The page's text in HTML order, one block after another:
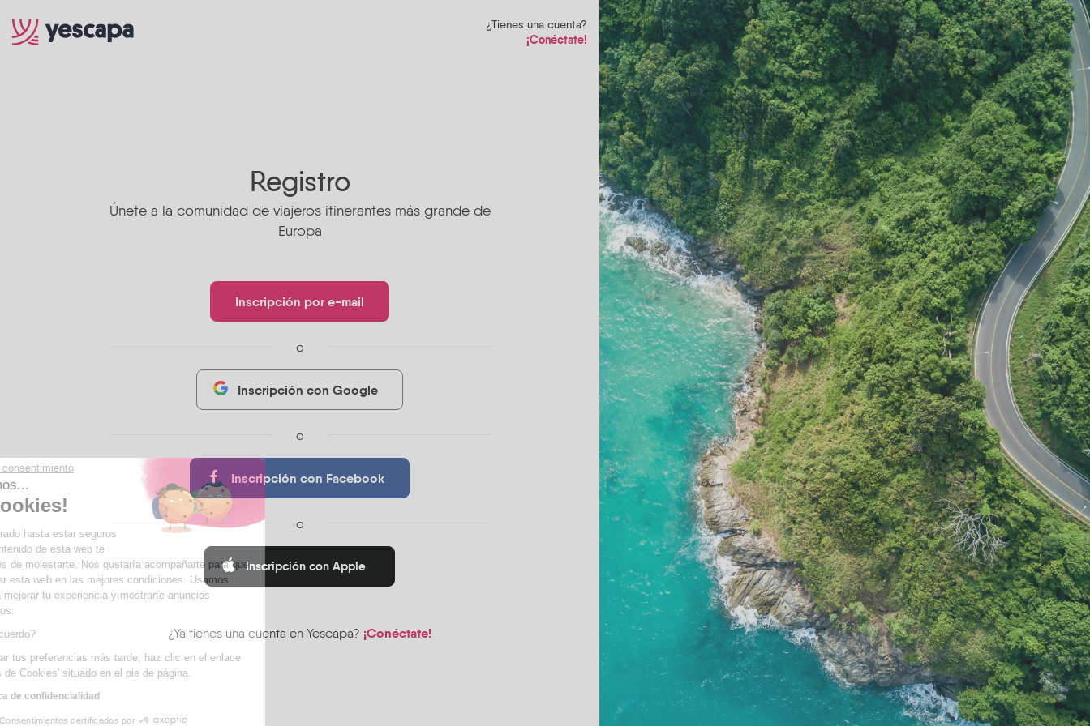
¿Tienes una cuenta?
¡Conéctate!
Registro
Únete a la comunidad de viajeros itinerantes más grande de
Europa
Inscripción por e-mail
o
Inscripción con Google
o
Inscripción con Facebook
o
Inscripción con Apple
¿Ya tienes una cuenta en Yescapa? ¡Conéctate!
Continúa sin consentimiento
¡Las Cookies!
Hemos esperado hasta estar seguros
de que el contenido de esta web te
interesa antes de molestarte. Nos gustaría acompañarte para que
puedas visitar esta web en las mejores condiciones. Usamos
cookies para mejorar tu experiencia y mostrarte anuncios
¿Estás de acuerdo?
Para modificar tus preferencias más tarde, haz clic en el enlace
'Preferencias de Cookies' situado en el pie de página.
Leer la política de confidencialidad
Consentimientos certificados por